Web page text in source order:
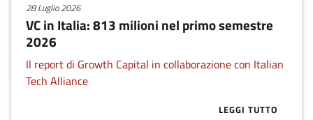
28 Luglio 2026
VC in Italia: 813 milioni nel primo semestre
2026
Il report di Growth Capital in collaborazione con Italian
Tech Alliance
LEGGI TUTTOABOUT VC IN